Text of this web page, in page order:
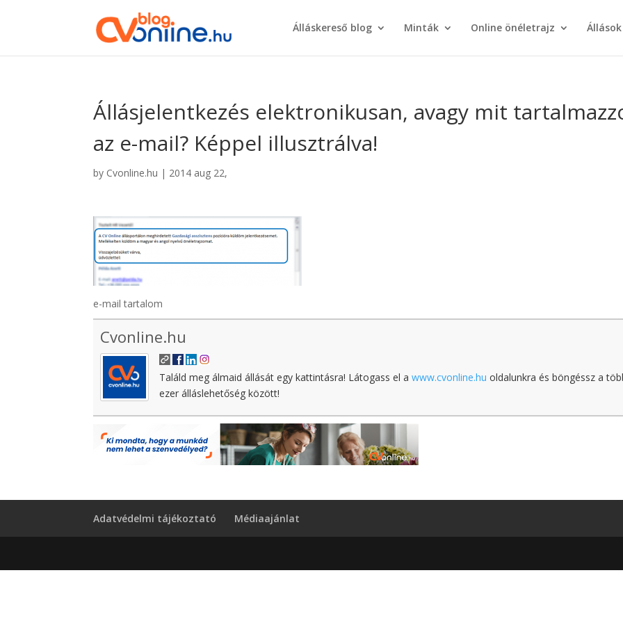
Álláskereső blog Minták Online önéletrajz Állások
Állásjelentkezés elektronikusan, avagy mit
az e-mail? Képpel illusztrálva!
by Cvonline.hu | 2014 aug 22,
e-mail tartalom
Cvonline.hu
Találd meg álmaid állását egy kattintásra! Látogass el awww.cvonline.hu oldalunkra és böngéssz a
ezer álláslehetőség között!
Adatvédelmi tájékoztató Médiaajánlat